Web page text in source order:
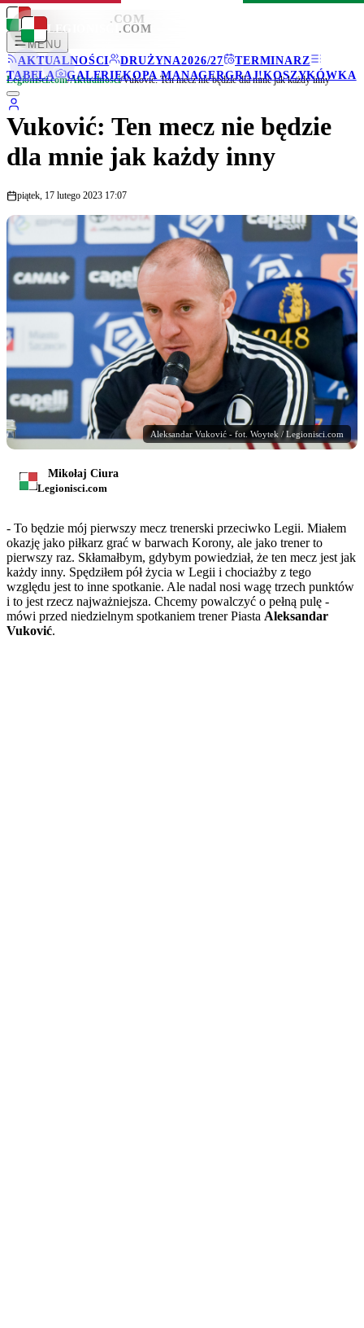
LEGIONISCI .COM
MENU
AKTUALNOŚCI
DRUŻYNA2026/27
TERMINARZ
TABELA
GALERIEKOPA MANAGERGRAJ!KOSZYKÓWKA
LEGIONISCI .COM
Legionisci.com/Aktualności/Vuković: Ten mecz nie będzie dla mnie jak każdy inny
Vuković: Ten mecz nie będzie
dla mnie jak każdy inny
piątek, 17 lutego 2023 17:07
Aleksandar Vuković - fot. Woytek / Legionisci.com
Mikołaj Ciura
Legionisci.com
- To będzie mój pierwszy mecz trenerski przeciwko Legii. Miałem
okazję jako piłkarz grać w barwach Korony, ale jako trener to
pierwszy raz. Skłamałbym, gdybym powiedział, że ten mecz jest jak
każdy inny. Spędziłem pół życia w Legii i chociażby z tego
względu jest to inne spotkanie. Ale nadal nosi wagę trzech punktów
i to jest rzecz najważniejsza. Chcemy powalczyć o pełną pulę -
mówi przed niedzielnym spotkaniem trener Piasta Aleksandar
Vuković.